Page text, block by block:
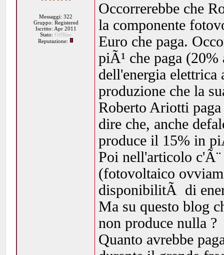
Messaggi: 322
Gruppo: Registered
Iscritto: Apr 2011
Stato: Offline
Reputazione:
Occorrerebbe che
la componente
Euro che paga.
piÃ¹ che paga
dell'energia
produzione che la
Roberto Ariotti
dire che, anche
produce il 15% in
Poi nell'articolo
(fotovoltaico
disponibilitÃ di
Ma su questo blog
non produce nulla ?
Quanto avrebbe